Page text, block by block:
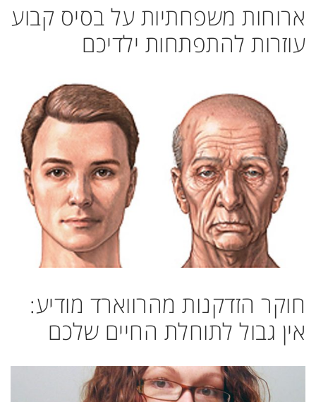
ארוחות משפחתיות על בסיס קבוע
עוזרות להתפתחות ילדיכם
חוקר הזדקנות מהרווארד מודיע:
אין גבול לתוחלת החיים שלכם